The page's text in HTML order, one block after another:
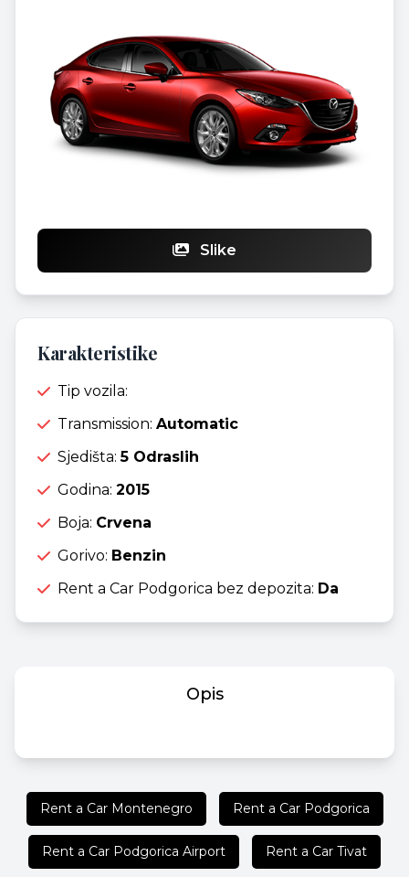
Slike
Karakteristike
Tip vozila:
Transmission: Automatic
Sjedišta:5 Odraslih
Godina: 2015
Boja: Crvena
Gorivo: Benzin
Rent a Car Podgorica bez depozita: Da
Opis
Rent a Car Montenegro Rent a Car Podgorica
Rent a Car Podgorica Airport Rent a Car Tivat